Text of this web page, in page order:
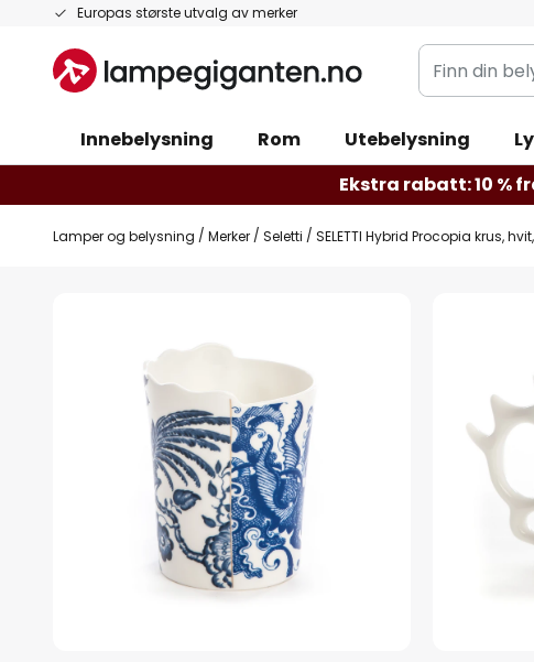
Europas største utvalg av merker
Hopp
innhold
Finn
din
Innebelysning Rom Utebelysning
Ekstra rabatt: 10 %
Lamper og belysning Merker Seletti SELETTI Hybrid Procopia krus,